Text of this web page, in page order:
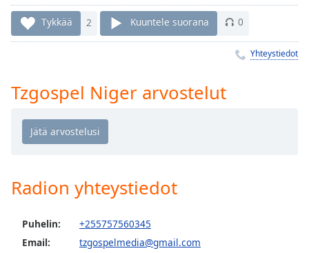
1x
Chapters
Chapters
Descriptions
off,
Subtitles
Tykkää 2 Kuuntele suorana 0
Yhteystiedot
Tzgospel Niger arvostelut
Radion yhteystiedot
Puhelin:
+255757560345
Email:
tzgospelmedia@gmail.com